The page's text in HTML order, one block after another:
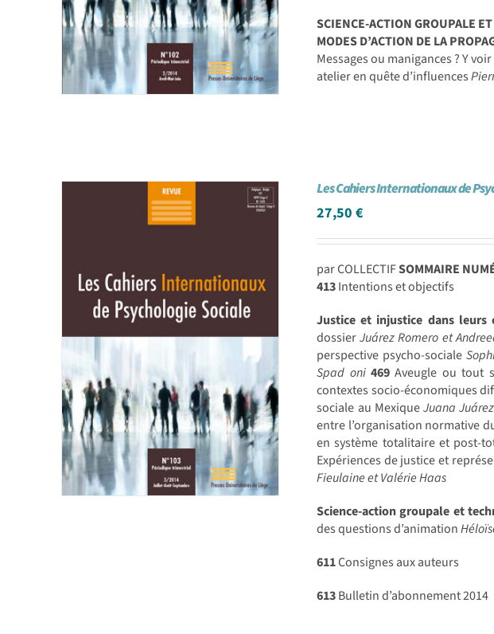
SCIENCE-ACTION GROUPALE
MODES D’ACTION DE LA
Messages ou manigances ? Y
atelier en quête d’influences
Les Cahiers Internationaux de
27,50€
par COLLECTIFSOMMAIRE
413Intentions et objectifs
Justice et injustice dans leurs
dossierJuárez Romero et
perspective psycho-sociale
Spad oni 469 Aveugle ou tout
contextes socio-économiques
sociale au MexiqueJuana
entre l’organisation normative
en système totalitaire et post-
Expériences de justice et
Fieulaine et Valérie Haas
Science-action groupale et
des questions d’animation
611Consignes aux auteurs
613Bulletin d’abonnement 2014